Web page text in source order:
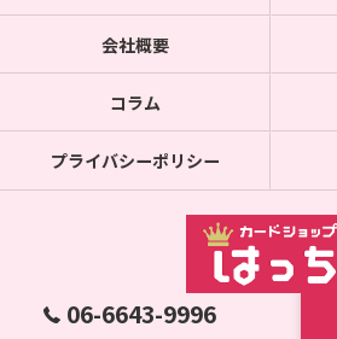
06-6643-9996
会社概要
コラム
プライバシーポリシー
© 2026 通販のカードショップならカードショップ